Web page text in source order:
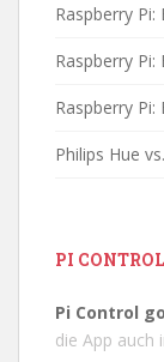
Raspberry Pi:
Raspberry
Raspberry
Philips Hue
PI
Pi Control
die App auch